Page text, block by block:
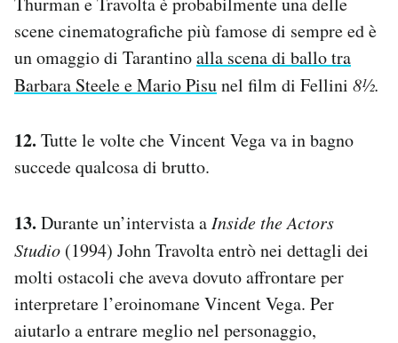
scene cinematografiche più famose di sempre ed è
un omaggio di Tarantinoalla scena di ballo tra
Barbara Steele e Mario Pisunel film di Fellini 8½.
12. Tutte le volte che Vincent Vega va in bagno
succede qualcosa di brutto.
13. Durante un’intervista a Inside the Actors
Studio (1994) John Travolta entrò nei dettagli dei
molti ostacoli che aveva dovuto affrontare per
interpretare l’eroinomane Vincent Vega. Per
aiutarlo a entrare meglio nel personaggio,